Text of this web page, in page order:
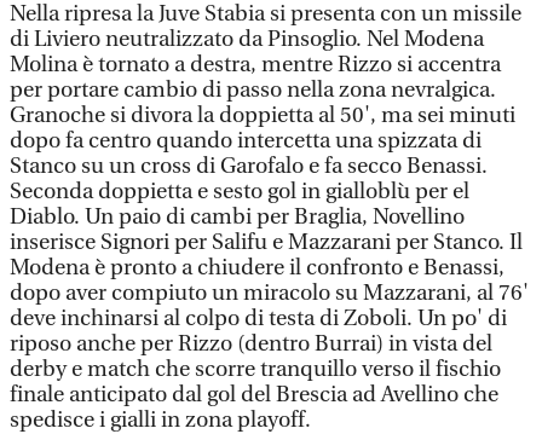
Nella ripresa la Juve Stabia si presenta con un missile
di Liviero neutralizzato da Pinsoglio. Nel Modena
Molina è tornato a destra, mentre Rizzo si accentra
per portare cambio di passo nella zona nevralgica.
Granoche si divora la doppietta al 50', ma sei minuti
dopo fa centro quando intercetta una spizzata di
Stanco su un cross di Garofalo e fa secco Benassi.
Seconda doppietta e sesto gol in gialloblù per el
Diablo. Un paio di cambi per Braglia, Novellino
inserisce Signori per Salifu e Mazzarani per Stanco. Il
Modena è pronto a chiudere il confronto e Benassi,
dopo aver compiuto un miracolo su Mazzarani, al 76'
deve inchinarsi al colpo di testa di Zoboli. Un po' di
riposo anche per Rizzo (dentro Burrai) in vista del
derby e match che scorre tranquillo verso il fischio
finale anticipato dal gol del Brescia ad Avellino che
spedisce i gialli in zona playoff.